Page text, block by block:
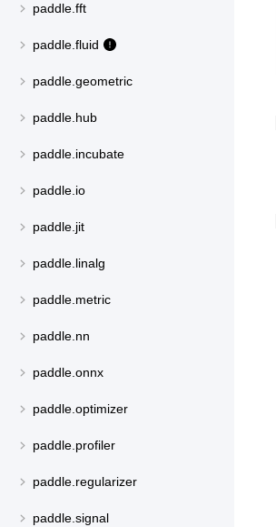
paddle.fft
paddle.fluid
paddle.geometric
paddle.hub
paddle.incubate
paddle.io
paddle.jit
paddle.linalg
paddle.metric
paddle.nn
paddle.onnx
paddle.optimizer
paddle.profiler
paddle.regularizer
paddle.signal